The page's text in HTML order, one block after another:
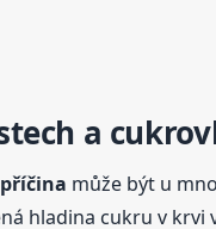
a
může být u
hladina cukru v krvi